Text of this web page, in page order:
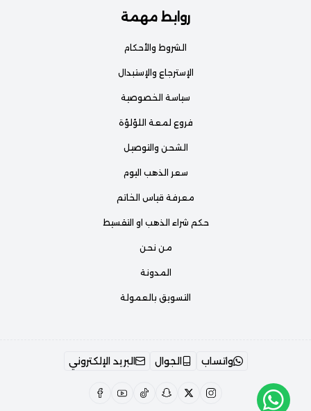
روابط مهمة
الشروط والأحكام
الإسترجاع والإستبدال
سياسة الخصوصية
فروع لمعة اللؤلؤة
الشحن والتوصيل
سعر الذهب اليوم
معرفة قياس الخاتم
حكم شراء الذهب او التقسيط
من نحن
المدونة
التسويق بالعمولة
واتساب الجوال البريد الإلكتروني